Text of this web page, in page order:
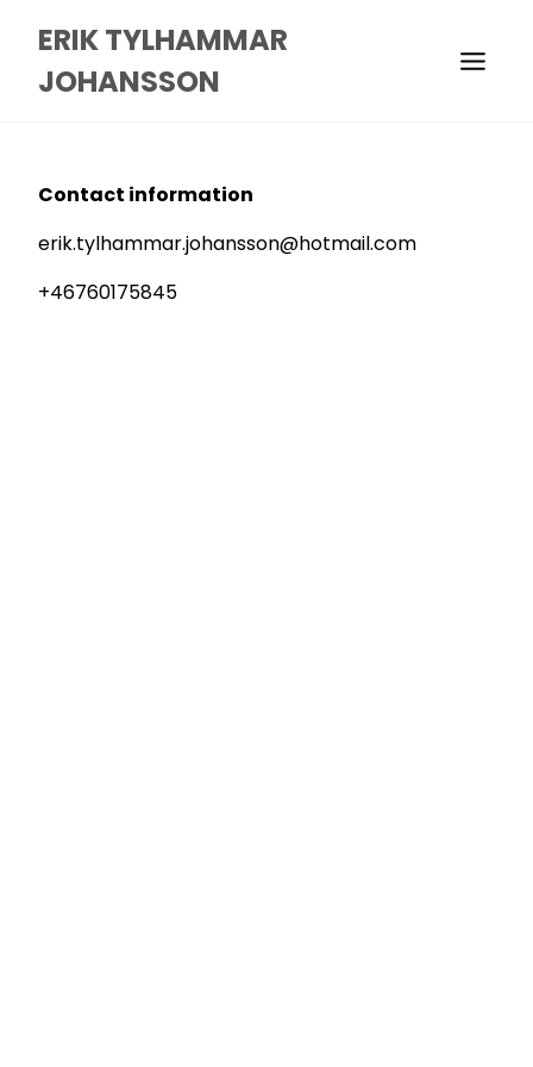
ERIK TYLHAMMAR
JOHANSSON
Contact information
erik.tylhammar.johansson@hotmail.com
+46760175845